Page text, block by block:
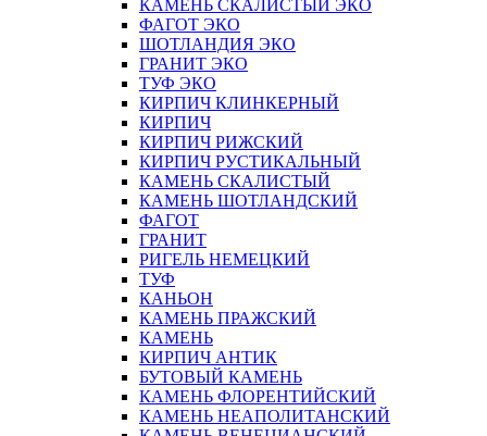
КАМЕНЬ СКАЛИСТЫЙ ЭКО
ФАГОТ ЭКО
ШОТЛАНДИЯ ЭКО
ГРАНИТ ЭКО
ТУФ ЭКО
КИРПИЧ КЛИНКЕРНЫЙ
КИРПИЧ
КИРПИЧ РИЖСКИЙ
КИРПИЧ РУСТИКАЛЬНЫЙ
КАМЕНЬ СКАЛИСТЫЙ
КАМЕНЬ ШОТЛАНДСКИЙ
ФАГОТ
ГРАНИТ
РИГЕЛЬ НЕМЕЦКИЙ
ТУФ
КАНЬОН
КАМЕНЬ ПРАЖСКИЙ
КАМЕНЬ
КИРПИЧ АНТИК
БУТОВЫЙ КАМЕНЬ
КАМЕНЬ ФЛОРЕНТИЙСКИЙ
КАМЕНЬ НЕАПОЛИТАНСКИЙ